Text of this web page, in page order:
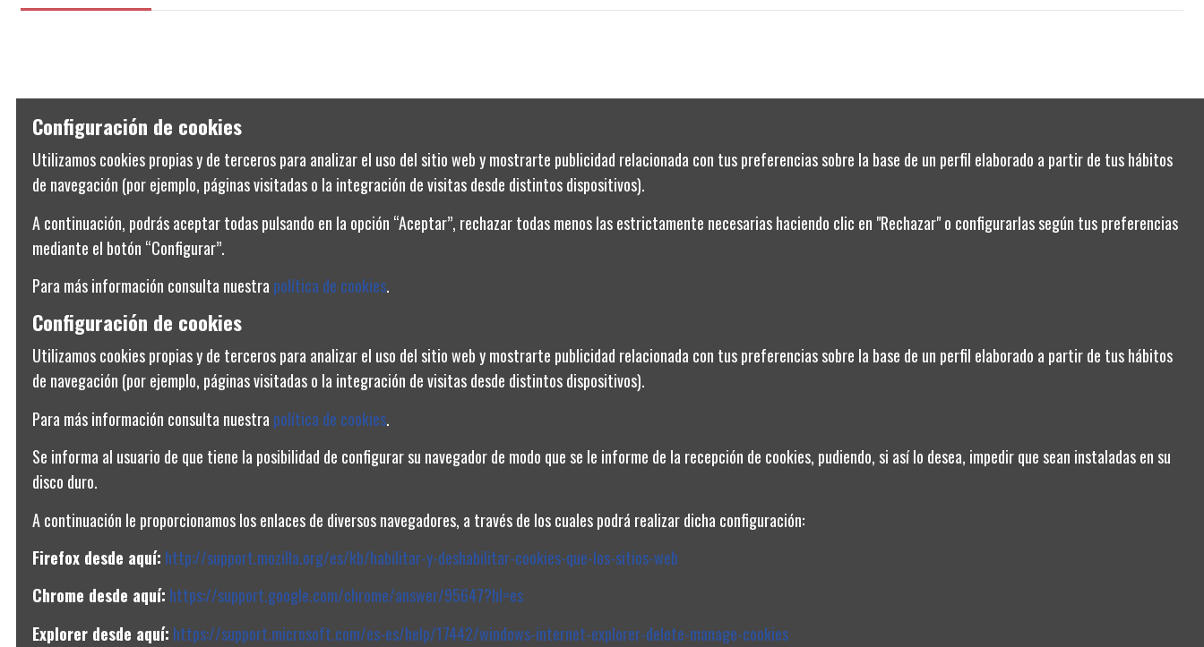
Comentarios (0)
CONDICIONES Y PRIVACIDAD
Aviso legal
Condiciones generales de venta
Política de cookies
Media Tensión
Iluminación
Fotovoltaica
Conductores
Climatización
Cartagena, Murcia
Configuración de cookies
Utilizamos cookies propias y de terceros para analizar el uso del sitio web y mostrarte publicidad relacionada con tus preferencias sobre la base de un perfil elaborado a partir de tus hábitos
de navegación (por ejemplo, páginas visitadas o la integración de visitas desde distintos dispositivos).
A continuación, podrás aceptar todas pulsando en la opción “Aceptar”, rechazar todas menos las estrictamente necesarias haciendo clic en "Rechazar" o configurarlas según tus preferencias
mediante el botón “Configurar”.
Para más información consulta nuestra política de cookies.
Configuración de cookies
Utilizamos cookies propias y de terceros para analizar el uso del sitio web y mostrarte publicidad relacionada con tus preferencias sobre la base de un perfil elaborado a partir de tus hábitos
de navegación (por ejemplo, páginas visitadas o la integración de visitas desde distintos dispositivos).
Para más información consulta nuestra política de cookies.
Se informa al usuario de que tiene la posibilidad de configurar su navegador de modo que se le informe de la recepción de cookies, pudiendo, si así lo desea, impedir que sean instaladas en su
disco duro.
A continuación le proporcionamos los enlaces de diversos navegadores, a través de los cuales podrá realizar dicha configuración:
Firefox desde aquí: http://support.mozilla.org/es/kb/habilitar-y-deshabilitar-cookies-que-los-sitios-web
Chrome desde aquí: https://support.google.com/chrome/answer/95647?hl=es
Explorer desde aquí: https://support.microsoft.com/es-es/help/17442/windows-internet-explorer-delete-manage-cookies